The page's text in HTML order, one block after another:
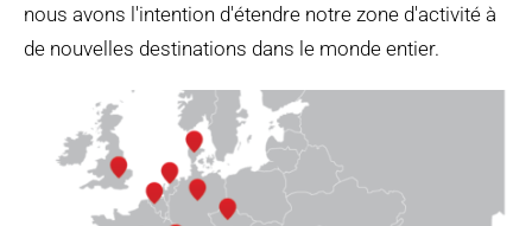
nous avons l'intention d'étendre notre zone d'activité à
de nouvelles destinations dans le monde entier.